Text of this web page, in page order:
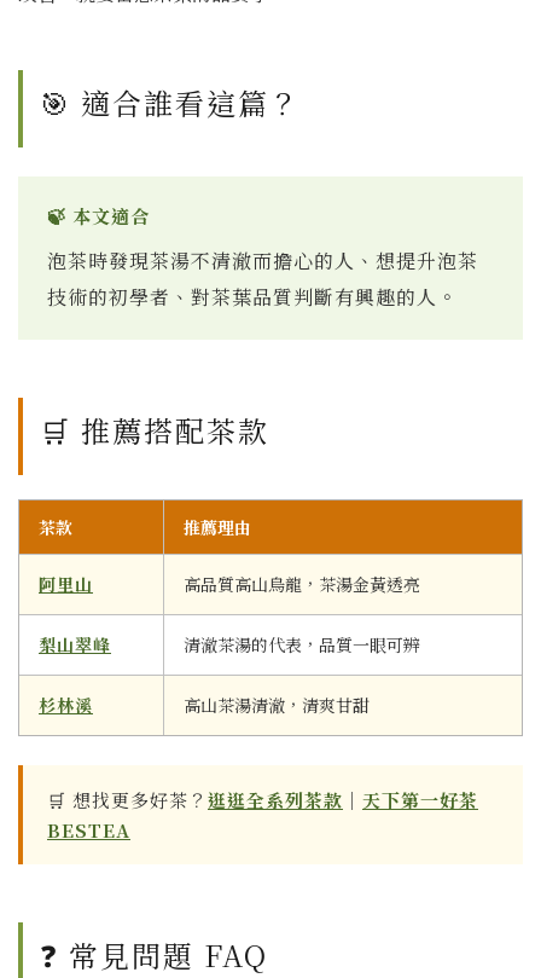
🎯 適合誰看這篇？
🍃 本文適合
泡茶時發現茶湯不清澈而擔心的人、想提升泡茶
技術的初學者、對茶葉品質判斷有興趣的人。
🛒 推薦搭配茶款
茶款 推薦理由
阿里山 高品質高山烏龍，茶湯金黃透亮
梨山翠峰 清澈茶湯的代表，品質一眼可辨
杉林溪 高山茶湯清澈，清爽甘甜
🛒 想找更多好茶？ 逛逛全系列茶款 ｜ 天下第一好茶
BESTEA
❓ 常見問題 FAQ